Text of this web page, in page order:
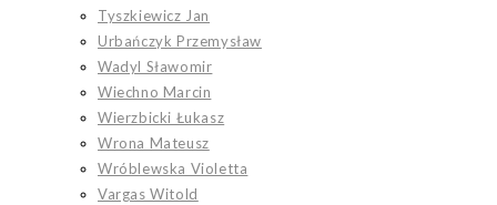
Tyszkiewicz Jan
Urbańczyk Przemysław
Wadyl Sławomir
Wiechno Marcin
Wierzbicki Łukasz
Wrona Mateusz
Wróblewska Violetta
Vargas Witold